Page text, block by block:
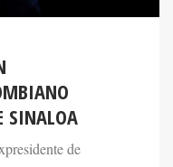
de
de varios